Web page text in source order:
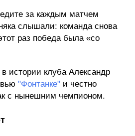
за каждым матчем
слышали: команда снова
раз победа была «со
истории клуба Александр
"Фонтанке" и честно
с нынешним чемпионом.